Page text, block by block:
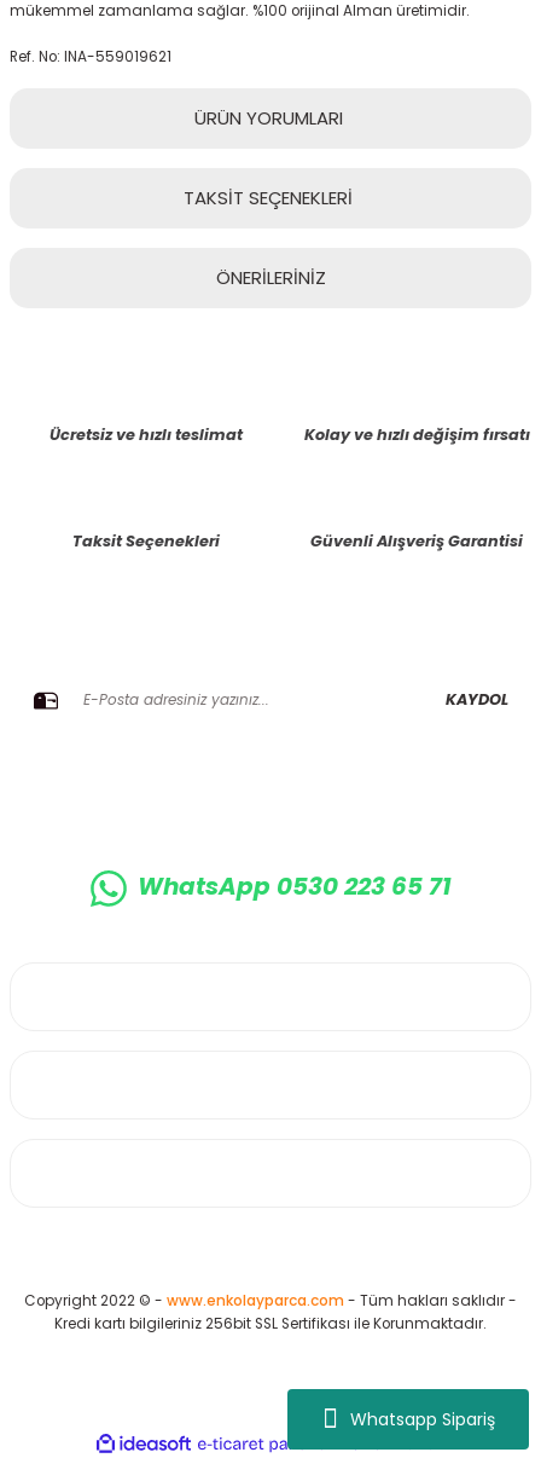
Whatsapp Sipariş
mükemmel zamanlama sağlar. %100 orijinal Alman üretimidir.
Ref. No: INA-559019621
ÜRÜN YORUMLARI
TAKSİT SEÇENEKLERİ
ÖNERİLERİNİZ
Ürün bilgilerinde hatalar bulunuyor.
Ücretsiz ve hızlı teslimat Kolay ve hızlı değişim fırsatı
Taksit Seçenekleri Güvenli Alışveriş Garantisi
KAYDOL
WhatsApp 0530 223 65 71
Copyright 2022 © - www.enkolayparca.com - Tüm hakları saklıdır -
Kredi kartı bilgileriniz 256bit SSL Sertifikası ile Korunmaktadır.
ideasoft